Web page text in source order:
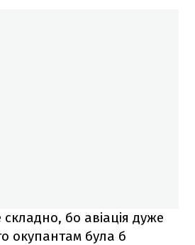
бо авіація дуже
окупантам була б